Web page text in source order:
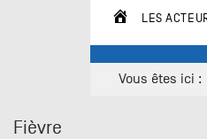
ACCUEIL
LES
Vous êtes ici :
Fièvre